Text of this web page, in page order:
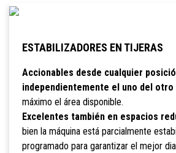
ESTABILIZADORES EN TIJERAS
Accionables desde cualquier
independientemente el uno del otro
máximo el área disponible.
Excelentes también en espacios
bien la máquina está parcialmente
programado para garantizar el mejor